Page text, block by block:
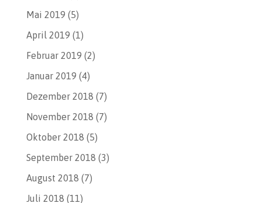
Mai 2019 (5)
April 2019 (1)
Februar 2019 (2)
Januar 2019 (4)
Dezember 2018 (7)
November 2018 (7)
Oktober 2018 (5)
September 2018 (3)
August 2018 (7)
Juli 2018 (11)